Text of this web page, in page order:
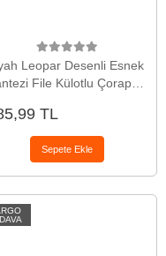
Leopar Desenli Esnek
File Külotlu Çorap
TL
Sepete Ekle